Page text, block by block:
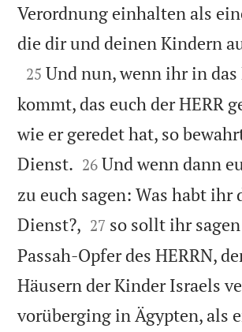
Verordnung einhalten als
die dir und deinen Kindern

25 Und nun, wenn ihr in das
kommt, das euch der HERR
wie er geredet hat, so
Dienst. 

26 Und wenn dann
zu euch sagen: Was habt ihr
Dienst?, 

27 so sollt ihr
Passah-Opfer des HERRN,
Häusern der Kinder Israels
vorüberging in Ägypten, als